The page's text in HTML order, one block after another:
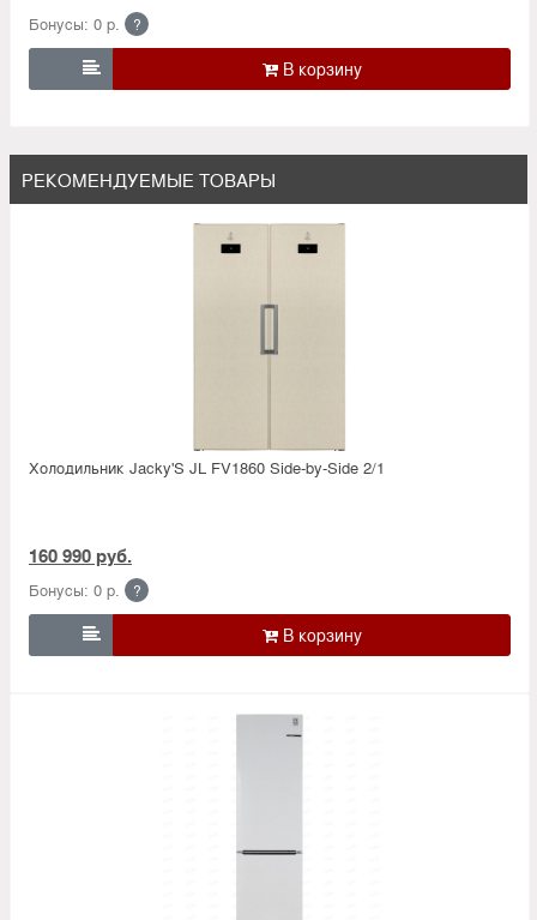
Бонусы: 0 р. ?

РЕКОМЕНДУЕМЫЕ ТОВАРЫ
Холодильник Jacky'S JL FV1860 Side-by-Side 2/1
160 990 руб.
Бонусы: 0 р. ?
